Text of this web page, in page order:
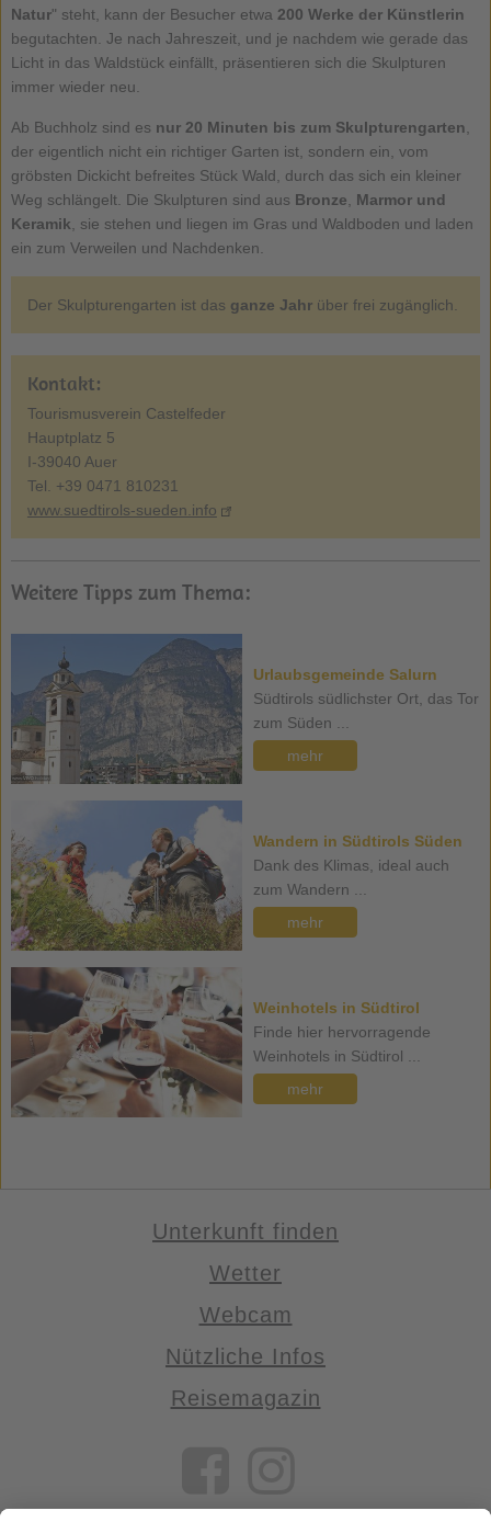
Natur" steht, kann der Besucher etwa 200 Werke der Künstlerin
begutachten. Je nach Jahreszeit, und je nachdem wie gerade das
Licht in das Waldstück einfällt, präsentieren sich die Skulpturen
immer wieder neu.
Ab Buchholz sind es nur 20 Minuten bis zum Skulpturengarten
der eigentlich nicht ein richtiger Garten ist, sondern ein, vom
gröbsten Dickicht befreites Stück Wald, durch das sich ein kleiner
Weg schlängelt. Die Skulpturen sind aus Bronze Marmor und
Keramik , sie stehen und liegen im Gras und Waldboden und laden
ein zum Verweilen und Nachdenken.
Der Skulpturengarten ist das ganze Jahrüber frei zugänglich.
Kontakt:
Tourismusverein Castelfeder
Hauptplatz 5
I-39040 Auer
Tel. +39 0471 810231
www.suedtirols-sueden.info
Weitere Tipps zum Thema:
Urlaubsgemeinde Salurn
Südtirols südlichster Ort, das Tor
zum Süden ...
mehr
Wandern in Südtirols Süden
Dank des Klimas, ideal auch
zum Wandern ...
mehr
Weinhotels in Südtirol
Finde hier hervorragende
Weinhotels in Südtirol ...
mehr
Unterkunft finden
Wetter
Webcam
Nützliche Infos
Reisemagazin